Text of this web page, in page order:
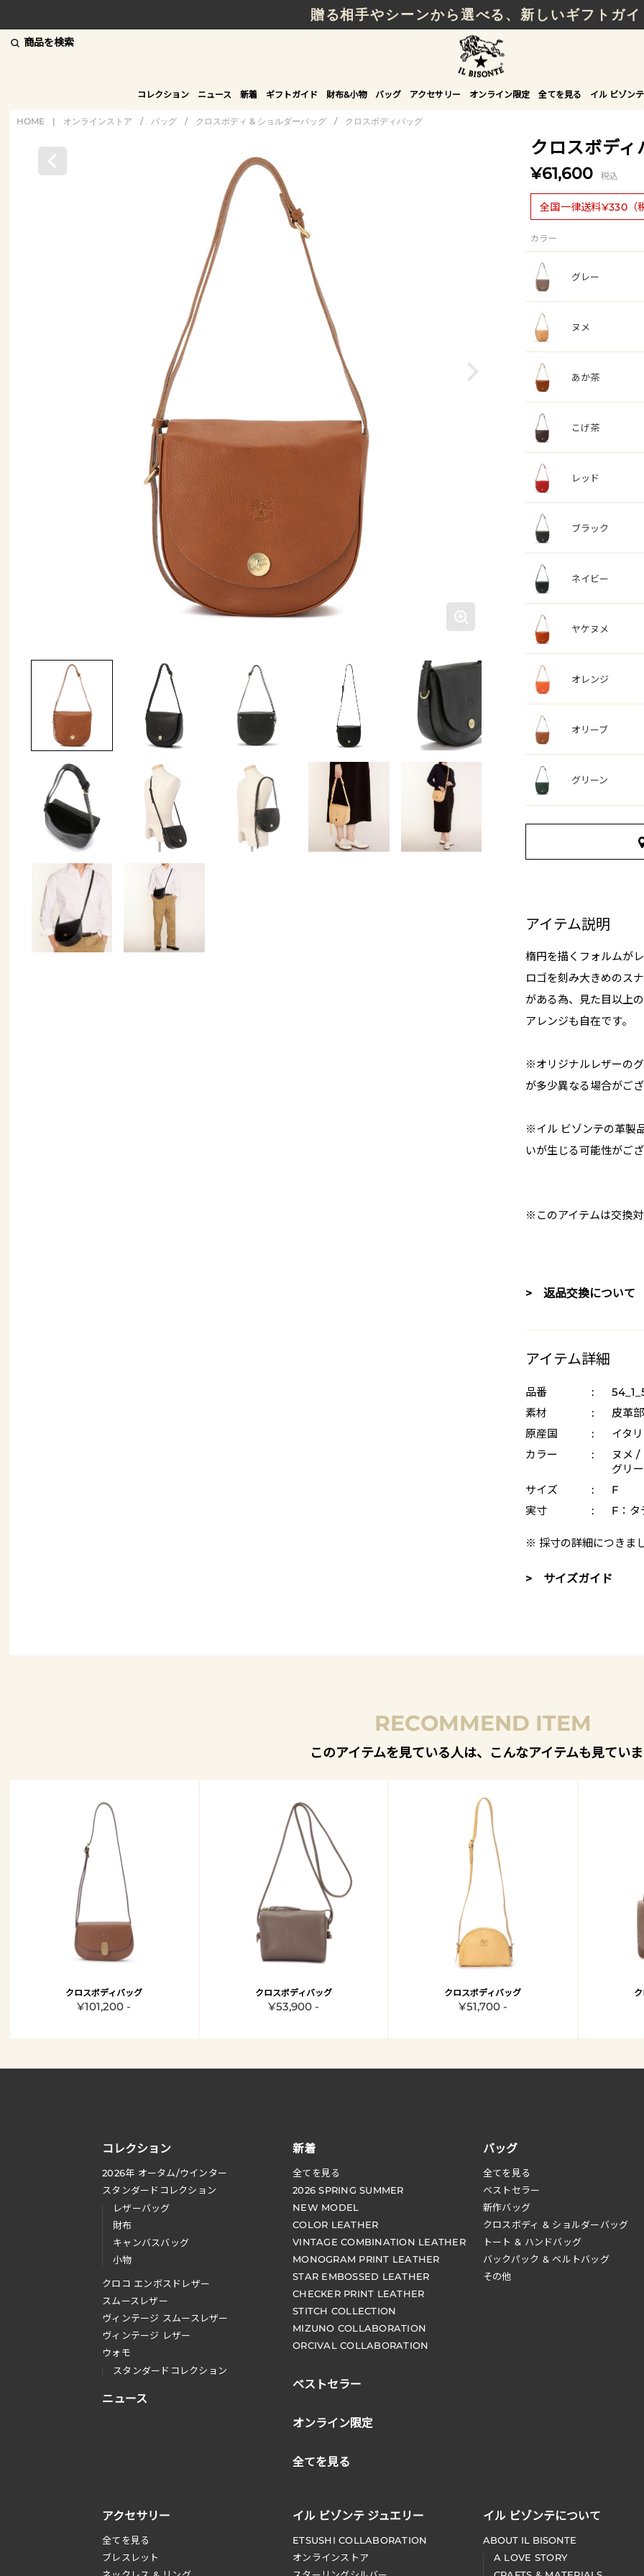
贈る相手やシーンから選べる、新しいギフトガイ
商品を検索
コレクション ニュース 新着 ギフトガイド 財布&小物 バッグ アクセサリー オンライン限定 全てを見る イル ビゾン
HOME | オンラインストア / バッグ / クロスボディ & ショルダーバッグ / クロスボディバッグ
クロスボディ
¥61,600 税込
全国一律送料¥330（
カラー
グレー
ヌメ
あか茶
こげ茶
レッド
ブラック
ネイビー
ヤケヌメ
オレンジ
オリーブ
グリーン
アイテム説明
楕円を描くフォルムが
ロゴを刻み大きめのス
がある為、見た目以上
アレンジも自在です。
※オリジナルレザーの
が多少異なる場合がご
※イル ビゾンテの革製
いが生じる可能性がご
※このアイテムは交換
> 返品交換について
アイテム詳細
品番 :
素材
:
皮革
原産国
:
イタ
カラー
:
ヌメ /
グリ
サイズ
:
F
実寸
: F：タ
※ 採寸の詳細につきま
> サイズガイド
RECOMMEND ITEM
このアイテムを見ている人は、こんなアイテムも見てい
クロスボディバッグ
¥101,200 -
クロスボディバッグ
¥53,900 -
クロスボディバッグ
¥51,700 -
コレクション
2026年 オータム/ウインター
スタンダードコレクション
レザーバッグ
財布
キャンバスバッグ
小物
クロコ エンボスドレザー
スムースレザー
ヴィンテージ スムースレザー
ヴィンテージ レザー
ウォモ
スタンダードコレクション
ニュース
新着
全てを見る
2026 SPRING SUMMER
NEW MODEL
COLOR LEATHER
VINTAGE COMBINATION LEATHER
MONOGRAM PRINT LEATHER
STAR EMBOSSED LEATHER
CHECKER PRINT LEATHER
STITCH COLLECTION
MIZUNO COLLABORATION
ORCIVAL COLLABORATION
ベストセラー
オンライン限定
全てを見る
バッグ
全てを見る
ベストセラー
新作バッグ
クロスボディ & ショルダーバッグ
トート & ハンドバッグ
バックパック & ベルトバッグ
その他
アクセサリー
全てを見る
ブレスレット
イル ビゾンテ ジュエリー
ETSUSHI COLLABORATION
オンラインストア
イル ビゾンテについて
ABOUT IL BISONTE
A LOVE STORY